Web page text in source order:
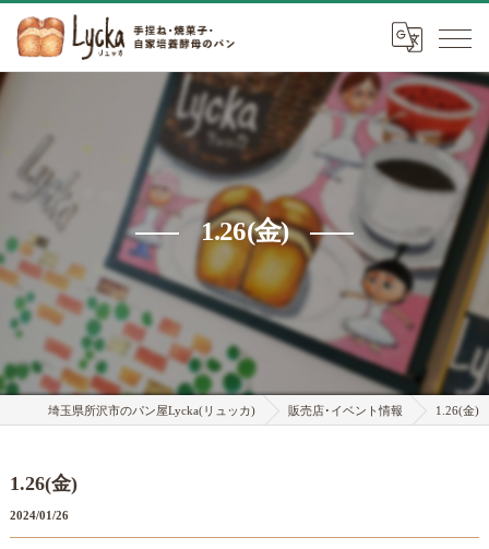
1.26(金)
埼玉県所沢市のパン屋Lycka(リュッカ) 販売店･イベント情報 1.26(金)
1.26(金)
2024/01/26